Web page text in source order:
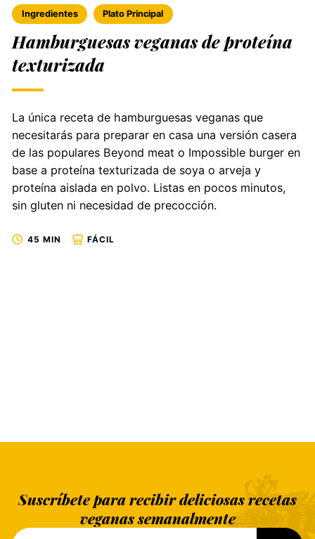
Ingredientes Plato Principal
Hamburguesas veganas de proteína
texturizada
La única receta de hamburguesas veganas que
necesitarás para preparar en casa una versión casera
de las populares Beyond meat o Impossible burger en
base a proteína texturizada de soya o arveja y
proteína aislada en polvo. Listas en pocos minutos,
sin gluten ni necesidad de precocción.
45 MIN FÁCIL
Suscríbete para recibir deliciosas recetas
veganas semanalmente